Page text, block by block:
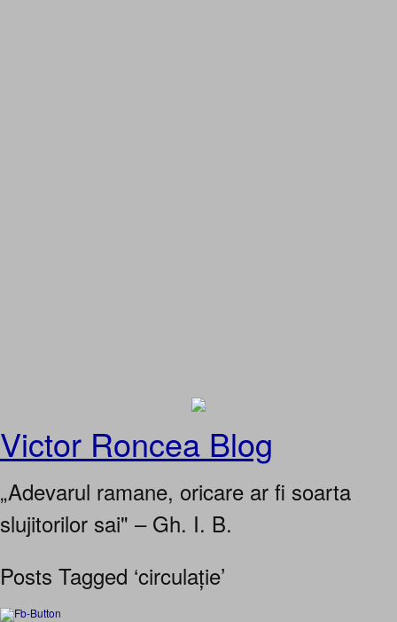
Victor Roncea Blog
„Adevarul ramane, oricare ar fi soarta
slujitorilor sai" – Gh. I. B.
Posts Tagged ‘circulație’